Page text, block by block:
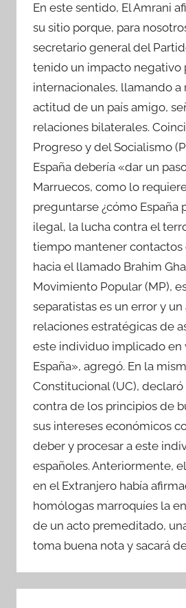
En este sentido, El Amrani
su sitio porque, para
secretario general del
tenido un impacto negativo
internacionales, llamando a
actitud de un país amigo,
relaciones bilaterales.
Progreso y del Socialismo
España debería «dar un
Marruecos, como lo
preguntarse ¿cómo
ilegal, la lucha contra el
tiempo mantener contactos
hacia el llamado Brahim
Movimiento Popular (MP),
separatistas es un error y
relaciones estratégicas de
este individuo implicado en
España», agregó. En la
Constitucional (UC),
contra de los principios de
sus intereses económicos
deber y procesar a este
españoles. Anteriormente,
en el Extranjero había
homólogas marroquíes la
de un acto premeditado,
toma buena nota y sacará